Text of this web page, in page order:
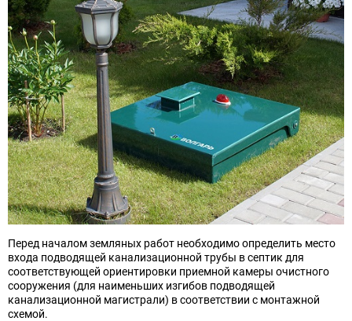
Перед началом земляных работ необходимо определить место
входа подводящей канализационной трубы в септик для
соответствующей ориентировки приемной камеры очистного
сооружения (для наименьших изгибов подводящей
канализационной магистрали) в соответствии с монтажной
схемой.